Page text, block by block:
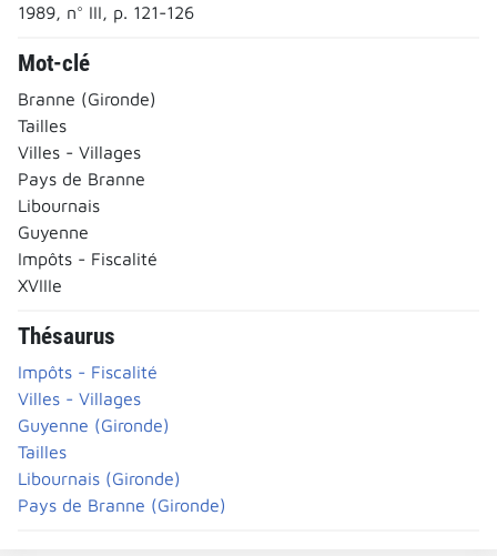
1989, n° III, p. 121-126
Mot-clé
Branne (Gironde)
Tailles
Villes - Villages
Pays de Branne
Libournais
Guyenne
Impôts - Fiscalité
XVIIIe
Thésaurus
Impôts - Fiscalité
Villes - Villages
Guyenne (Gironde)
Tailles
Libournais (Gironde)
Pays de Branne (Gironde)